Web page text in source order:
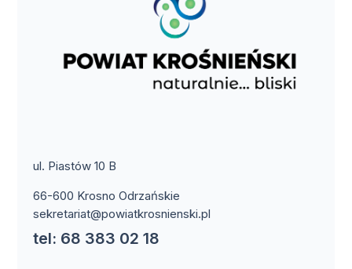
ul. Piastów 10 B
66-600 Krosno Odrzańskie
sekretariat@powiatkrosnienski.pl
tel: 68 383 02 18